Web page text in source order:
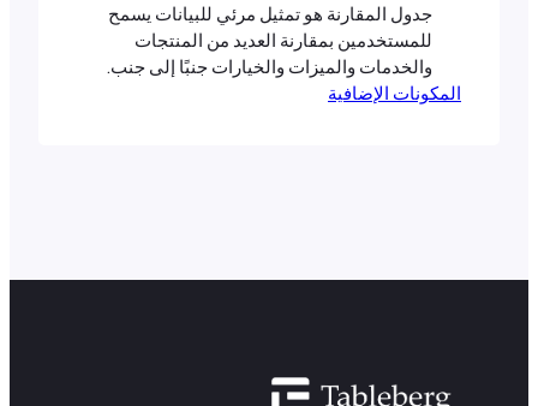
جدول المقارنة هو تمثيل مرئي للبيانات يسمح
للمستخدمين بمقارنة العديد من المنتجات
والخدمات والميزات والخيارات جنبًا إلى جنب.
إنه يعرض المعلومات بطريقة منظمة تمكن
المكونات الإضافية